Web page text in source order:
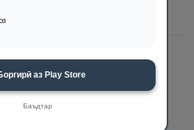
Қуръон:
📖54:55
аз Play Store
Баъдтар